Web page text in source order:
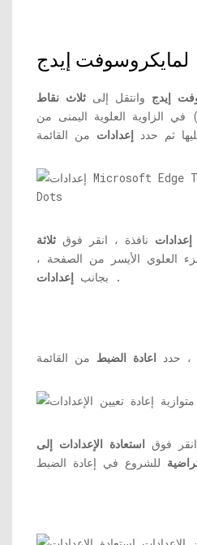
لمايكروسوفت إيدج
إيدج وانتقل إلى ثلاث نقاط
في الزاوية العلوية اليمنى من
ثم حدد إعدادات
إعدادات نافذة ، انقر فوق ثلاثة
العلوي الأيسر من الصفحة ،
بجانب إعدادات .
، حدد اعادة الضبط
فوق استعادة الإعدادات إلى